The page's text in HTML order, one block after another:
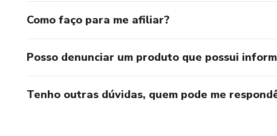
Como faço para me afiliar?
Posso denunciar um produto que possui
Tenho outras dúvidas, quem pode me